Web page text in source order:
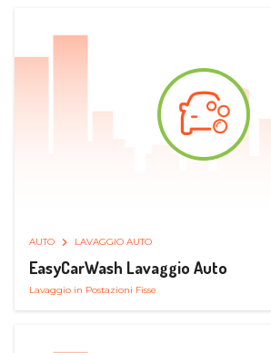
AUTO LAVAGGIO AUTO
EasyCarWash Lavaggio Auto
Lavaggio in Postazioni Fisse